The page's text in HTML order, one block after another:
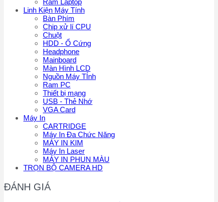
Ram Laptop
Linh Kiện Máy Tính
Bàn Phím
Chip xử lí CPU
Chuột
HDD - Ổ Cứng
Headphone
Mainboard
Màn Hình LCD
Nguồn Máy TÍnh
Ram PC
Thiết bị mạng
USB - Thẻ Nhớ
VGA Card
Máy In
CARTRIDGE
Máy In Đa Chức Năng
MÁY IN KIM
Máy In Laser
MÁY IN PHUN MÀU
TRỌN BỘ CAMERA HD
ĐÁNH GIÁ